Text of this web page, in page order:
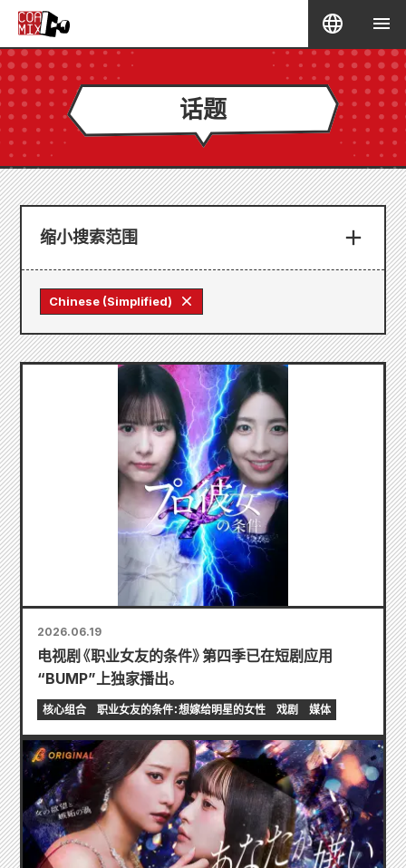
话题
缩小搜索范围
Chinese (Simplified)
2026.06.19
电视剧《职业女友的条件》第四季已在短剧应用
“BUMP”上独家播出。
核心组合 职业女友的条件：想嫁给明星的女性 戏剧 媒体